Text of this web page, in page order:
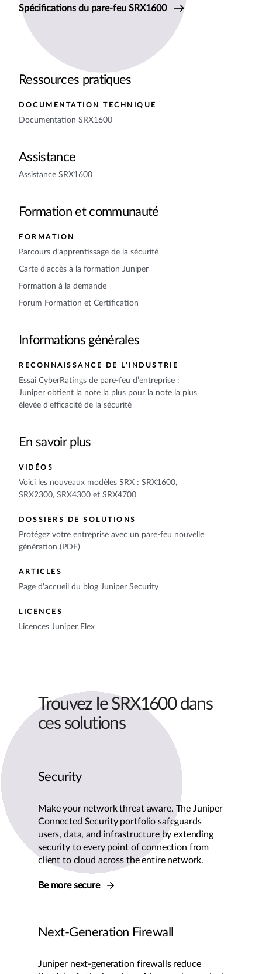
Ressources pratiques
DOCUMENTATION TECHNIQUE
Documentation SRX1600
Assistance
Assistance SRX1600
Formation et communauté
FORMATION
Parcours d’apprentissage de la sécurité
Carte d'accès à la formation Juniper
Formation à la demande
Forum Formation et Certification
Informations générales
RECONNAISSANCE DE L’INDUSTRIE
Essai CyberRatings de pare-feu d’entreprise :
Juniper obtient la note la plus pour la note la plus
élevée d'efficacité de la sécurité
En savoir plus
VIDÉOS
Voici les nouveaux modèles SRX : SRX1600,
SRX2300, SRX4300 et SRX4700
DOSSIERS DE SOLUTIONS
Protégez votre entreprise avec un pare-feu nouvelle
génération (PDF)
ARTICLES
Page d'accueil du blog Juniper Security
LICENCES
Licences Juniper Flex
Spécifications du pare-feu SRX1600
Trouvez le SRX1600 dans
ces solutions
Security
Make your network threat aware. The Juniper
Connected Security portfolio safeguards
users, data, and infrastructure by extending
security to every point of connection from
client to cloud across the entire network.
Be more secure
Next-Generation Firewall
Juniper next-generation firewalls reduce